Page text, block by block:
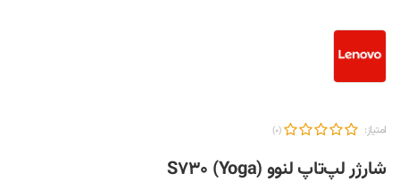
شارژر لپ‌تاپ لنوو S730 (Yoga)
امتیاز: (0)